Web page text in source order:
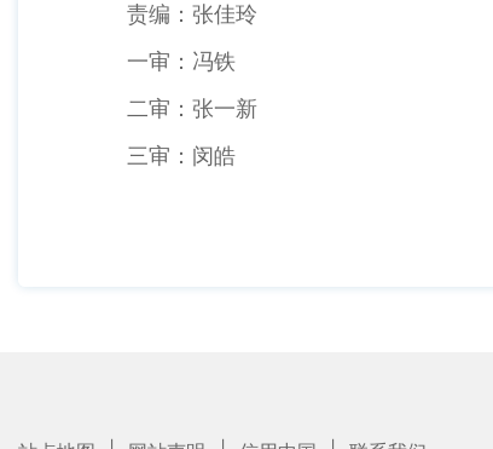
责编：张佳玲
一审：冯铁
二审：张一新
三审：闵皓